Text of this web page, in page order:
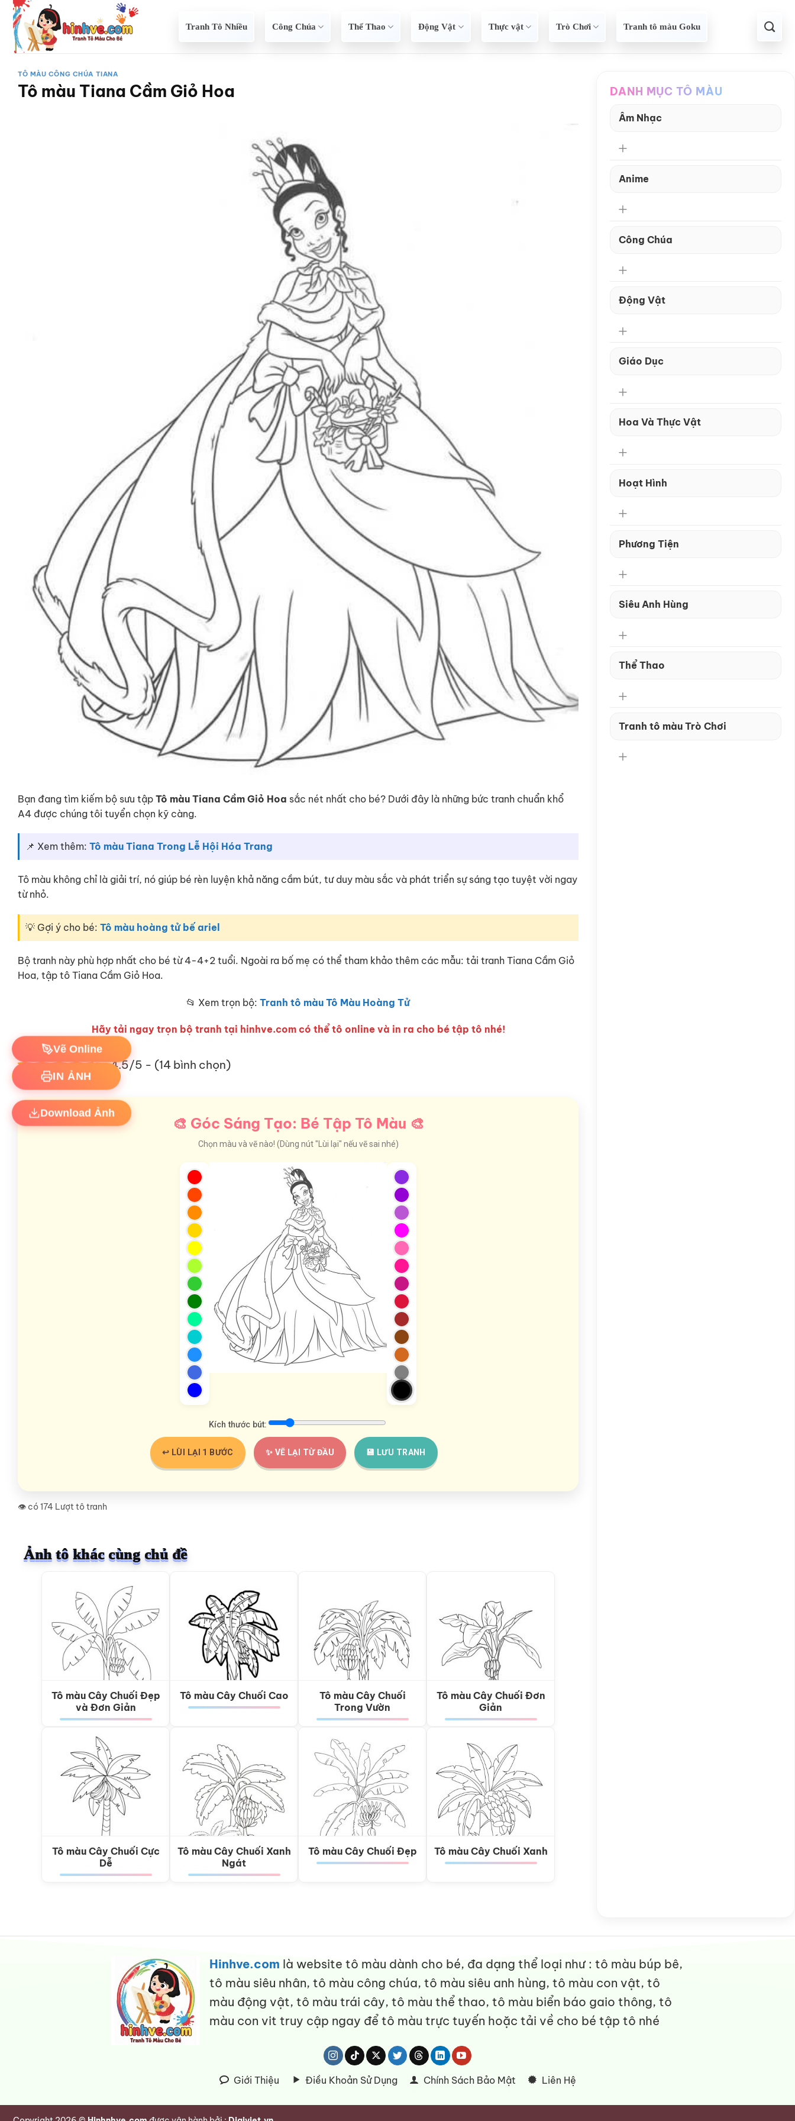
qua
dung
Tranh Tô Nhiều Công Chúa Thể Thao Động Vật Thực vật Trò Chơi Tranh tô màu Goku
TÔ MÀU CÔNG CHÚA TIANA
Tô màu Tiana Cầm Giỏ Hoa
Bạn đang tìm kiếm bộ sưu tập Tô màu Tiana Cầm Giỏ Hoa sắc nét nhất cho bé? Dưới đây là những bức tranh chuẩn khổ
A4 được chúng tôi tuyển chọn kỹ càng.
📌 Xem thêm: Tô màu Tiana Trong Lễ Hội Hóa Trang
Tô màu không chỉ là giải trí, nó giúp bé rèn luyện khả năng cầm bút, tư duy màu sắc và phát triển sự sáng tạo tuyệt vời ngay
từ nhỏ.
💡 Gợi ý cho bé: Tô màu hoàng tử bế ariel
Bộ tranh này phù hợp nhất cho bé từ 4-4+2 tuổi. Ngoài ra bố mẹ có thể tham khảo thêm các mẫu: tải tranh Tiana Cầm Giỏ
Hoa, tập tô Tiana Cầm Giỏ Hoa.
📂 Xem trọn bộ: Tranh tô màu Tô Màu Hoàng Tử
Hãy tải ngay trọn bộ tranh tại hinhve.com có thể tô online và in ra cho bé tập tô nhé!
4.5/5 - (14 bình chọn)
🎨 Góc Sáng Tạo: Bé Tập Tô Màu 🎨
Chọn màu và vẽ nào! (Dùng nút "Lùi lại" nếu vẽ sai nhé)
Kích thước bút:
↩️ LÙI LẠI 1 BƯỚC ✨ VẼ LẠI TỪ ĐẦU 💾 LƯU TRANH
👁️ có 174 Lượt tô tranh
Ảnh tô khác cùng chủ đề
Tô màu Cây Chuối Đẹp
và Đơn Giản
Tô màu Cây Chuối Cao
Tô màu Cây Chuối
Trong Vườn
Tô màu Cây Chuối Đơn
Giản
Tô màu Cây Chuối Cực
Dễ
Tô màu Cây Chuối Xanh
Ngát
Tô màu Cây Chuối Đẹp Tô màu Cây Chuối Xanh
DANH MỤC TÔ MÀU
Âm Nhạc
Anime
Công Chúa
Động Vật
Giáo Dục
Hoa Và Thực Vật
Hoạt Hình
Phương Tiện
Siêu Anh Hùng
Thể Thao
Tranh tô màu Trò Chơi
Hinhve.com là website tô màu dành cho bé, đa dạng thể loại như : tô màu búp bê,
tô màu siêu nhân, tô màu công chúa, tô màu siêu anh hùng, tô màu con vật, tô
màu động vật, tô màu trái cây, tô màu thể thao, tô màu biển báo gaio thông, tô
màu con vit truy cập ngay để tô màu trực tuyến hoặc tải về cho bé tập tô nhé
Giới Thiệu Điều Khoản Sử Dụng Chính Sách Bảo Mật Liên Hệ
Vẽ Online
IN ẢNH
Download Ảnh